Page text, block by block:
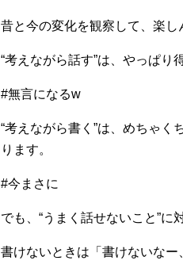
昔と今の変化を観察して、楽し
“考えながら話す”は、やっぱり
#無言になるw
“考えながら書く”は、めちゃ
ります。
#今まさに
でも、“うまく話せないこと”に
書けないときは「書けないなー